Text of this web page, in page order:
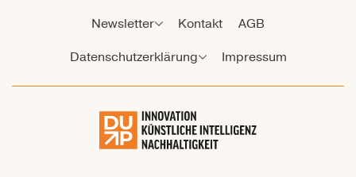
Newsletter
Kontakt
AGB
Datenschutzerklärung
Impressum